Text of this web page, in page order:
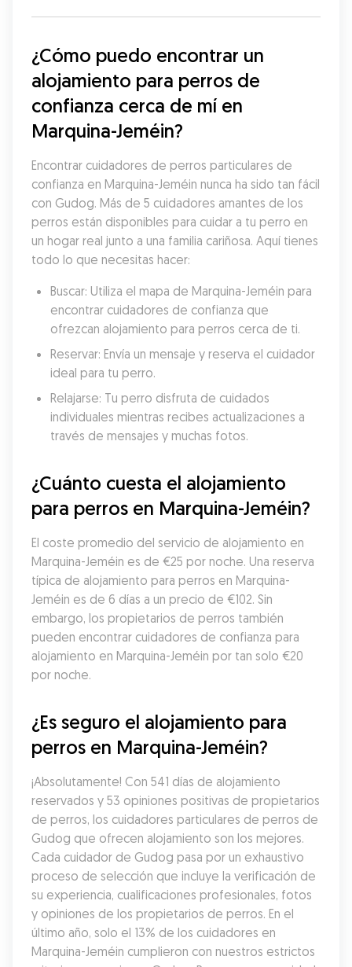
¿Cómo puedo encontrar un
alojamiento para perros de
confianza cerca de mí en
Marquina-Jeméin?
Encontrar cuidadores de perros particulares de
confianza en Marquina-Jeméin nunca ha sido tan fácil
con Gudog. Más de 5 cuidadores amantes de los
perros están disponibles para cuidar a tu perro en
un hogar real junto a una familia cariñosa. Aquí tienes
todo lo que necesitas hacer:
Buscar: Utiliza el mapa de Marquina-Jeméin para
encontrar cuidadores de confianza que
ofrezcan alojamiento para perros cerca de ti.
Reservar: Envía un mensaje y reserva el cuidador
ideal para tu perro.
Relajarse: Tu perro disfruta de cuidados
individuales mientras recibes actualizaciones a
través de mensajes y muchas fotos.
¿Cuánto cuesta el alojamiento
para perros en Marquina-Jeméin?
El coste promedio del servicio de alojamiento en
Marquina-Jeméin es de €25 por noche. Una reserva
típica de alojamiento para perros en Marquina-
Jeméin es de 6 días a un precio de €102. Sin
embargo, los propietarios de perros también
pueden encontrar cuidadores de confianza para
alojamiento en Marquina-Jeméin por tan solo €20
por noche.
¿Es seguro el alojamiento para
perros en Marquina-Jeméin?
¡Absolutamente! Con 541 días de alojamiento
reservados y 53 opiniones positivas de propietarios
de perros, los cuidadores particulares de perros de
Gudog que ofrecen alojamiento son los mejores.
Cada cuidador de Gudog pasa por un exhaustivo
proceso de selección que incluye la verificación de
su experiencia, cualificaciones profesionales, fotos
y opiniones de los propietarios de perros. En el
último año, solo el 13% de los cuidadores en
Marquina-Jeméin cumplieron con nuestros estrictos